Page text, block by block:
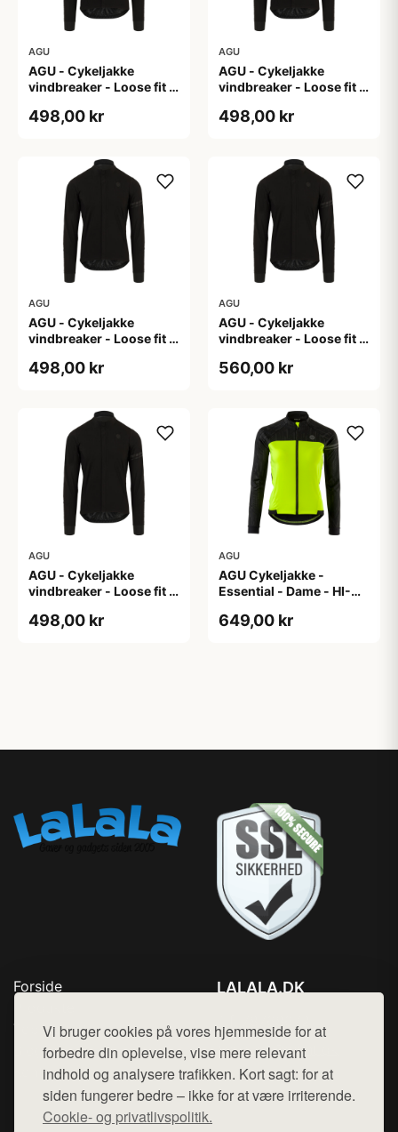
Vi bruger cookies på vores hjemmeside for at
forbedre din oplevelse, vise mere relevant
indhold og analysere trafikken. Kort sagt: for at
siden fungerer bedre – ikke for at være irriterende.
Cookie- og privatlivspolitik.
AGU
AGU - Cykeljakke
vindbreaker - Loose fit -
498,00 kr
AGU
AGU - Cykeljakke
vindbreaker - Loose fit -
498,00 kr
AGU
AGU - Cykeljakke
vindbreaker - Loose fit -
498,00 kr
AGU
AGU - Cykeljakke
vindbreaker - Loose fit -
560,00 kr
AGU
AGU - Cykeljakke
vindbreaker - Loose fit -
498,00 kr
AGU
AGU Cykeljakke -
Essential - Dame - HI-
649,00 kr
Forside
Top Rabatter
Blog
Kontakt
LALALA.DK
Mail: hej@want.dk
Cookie- og privatlivspolitik